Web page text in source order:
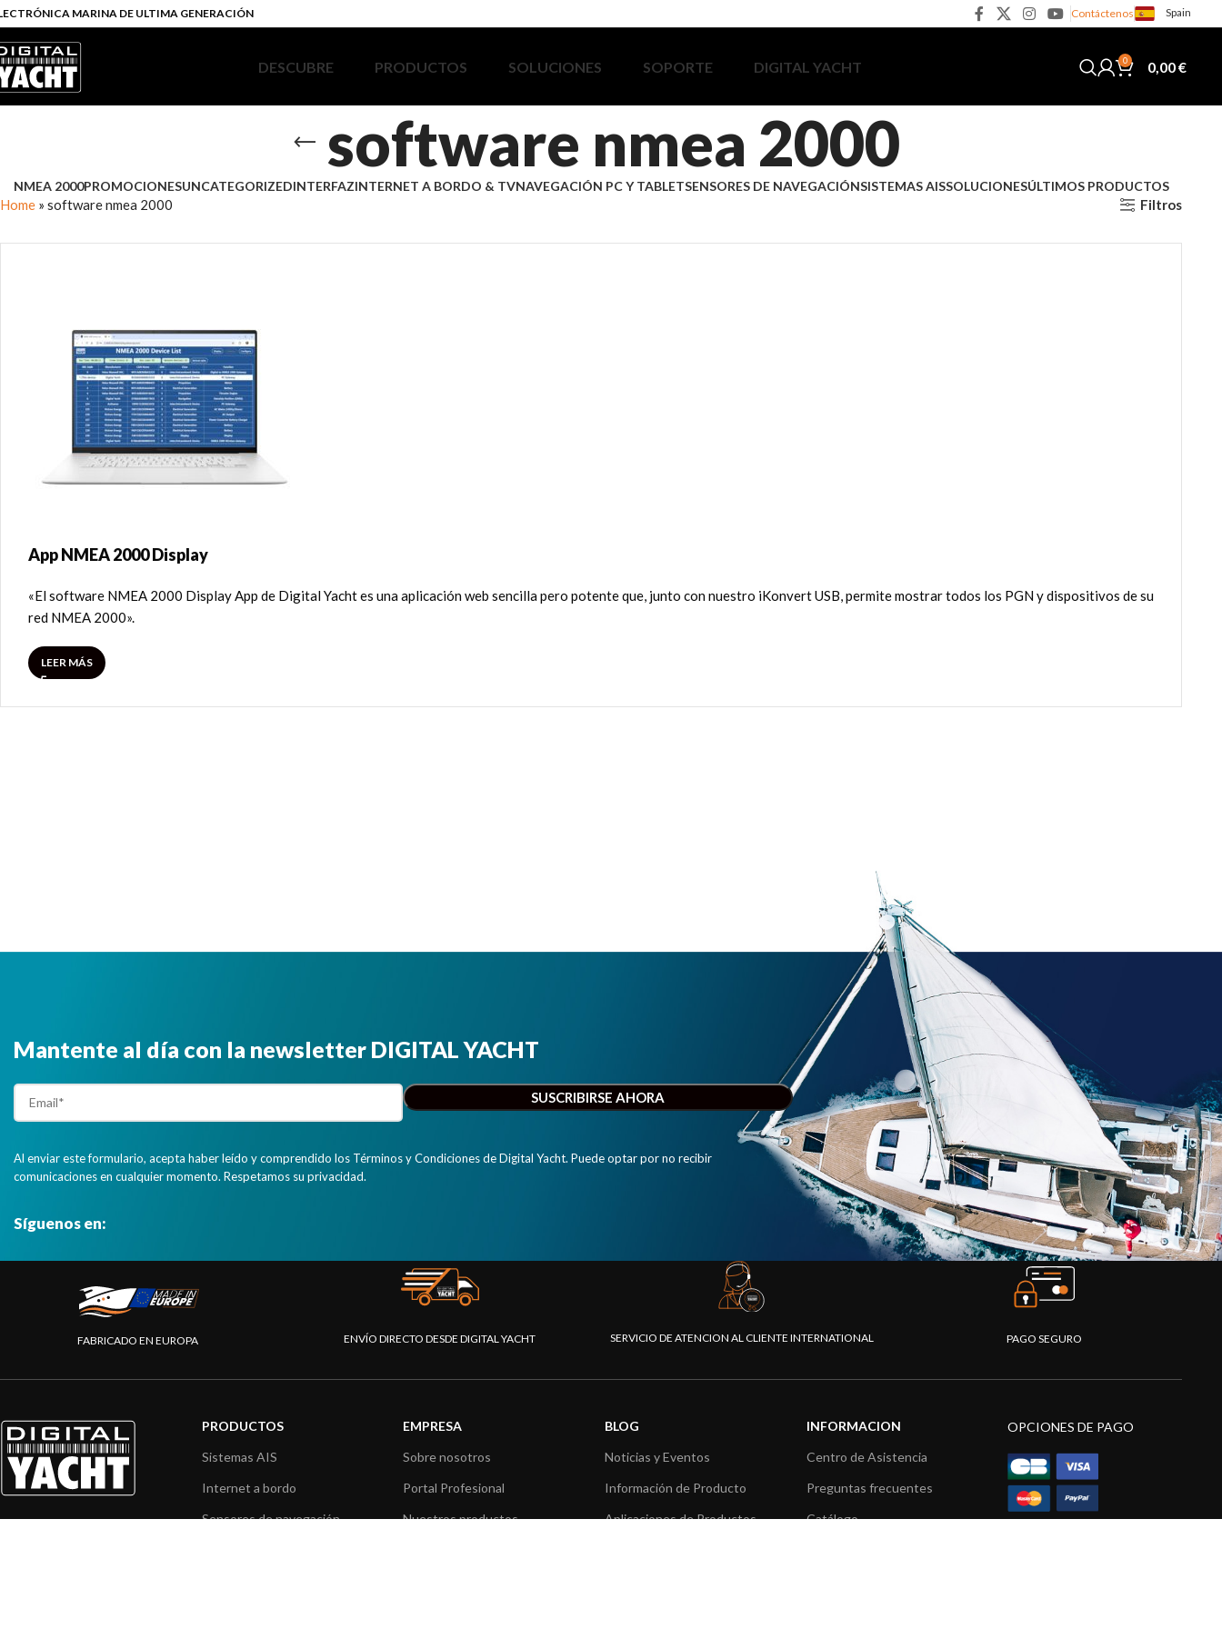
MARINA DE ULTIMA GENERACIÓN Contáctenos Spain
DESCUBRE PRODUCTOS SOLUCIONES SOPORTE DIGITAL YACHT 0 0,00€
software nmea 2000
NMEA 2000PROMOCIONESUNCATEGORIZEDINTERFAZINTERNET A BORDO & TVNAVEGACIÓN PC Y TABLETSENSORES DE NAVEGACIÓNSISTEMAS AISSOLUCIONESÚLTIMOS PRODUCTOS
Home » software nmea 2000 Filtros
App NMEA 2000 Display
«El software NMEA 2000 Display App de Digital Yacht es una aplicación web sencilla pero potente que, junto con nuestro iKonvert USB, permite mostrar todos los PGN y dispositivos de su
red NMEA 2000».
LEER MÁS
Mantente al día con la newsletter DIGITAL YACHT
Al enviar este formulario, acepta haber leído y comprendido los Términos y Condiciones de Digital Yacht. Puede optar por no recibir
comunicaciones en cualquier momento. Respetamos su privacidad.
Síguenos en:
FABRICADO EN EUROPA ENVÍO DIRECTO DESDE DIGITAL YACHT SERVICIO DE ATENCION AL CLIENTE INTERNATIONAL PAGO SEGURO
PRODUCTOS
Sistemas AIS
Internet a bordo
Sensores de navegación
EMPRESA
Sobre nosotros
Portal Profesional
Nuestros productos
BLOG
Noticias y Eventos
Información de Producto
Aplicaciones de Productos
INFORMACION
Centro de Asistencia
Preguntas frecuentes
Catálogo
OPCIONES DE PAGO